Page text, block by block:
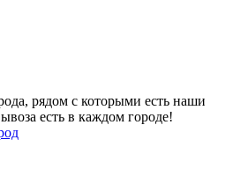
рядом с которыми есть наши
есть в каждом городе!